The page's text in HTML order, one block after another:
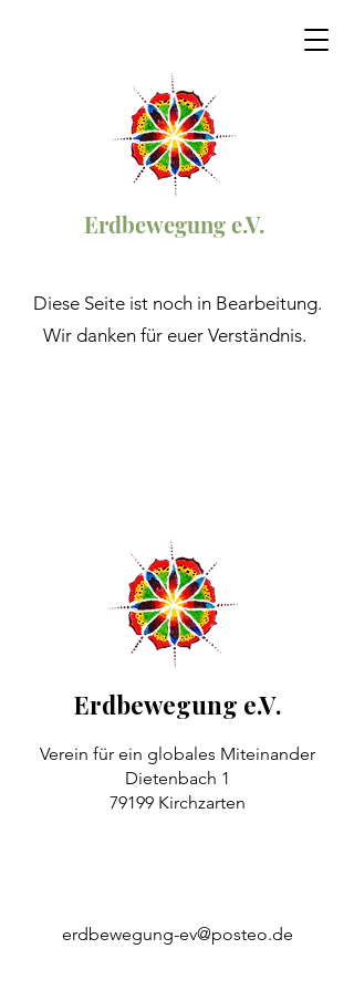
Erdbewegung e.V.
Diese Seite ist noch in Bearbeitung.
Wir danken für euer Verständnis.
Erdbewegung e.V.
Verein für ein globales Miteinander
Dietenbach 1
79199 Kirchzarten
erdbewegung-ev@posteo.de